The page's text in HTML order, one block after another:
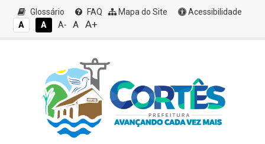
Glossário FAQ Mapa do Site
Acessibilidade
A
A A- A A+